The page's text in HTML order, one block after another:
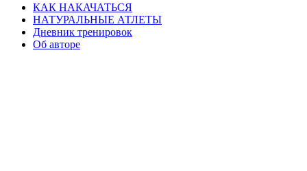
КАК НАКАЧАТЬСЯ
НАТУРАЛЬНЫЕ АТЛЕТЫ
Дневник тренировок
Об авторе